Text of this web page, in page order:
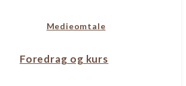
Medieomtale
Foredrag og kurs